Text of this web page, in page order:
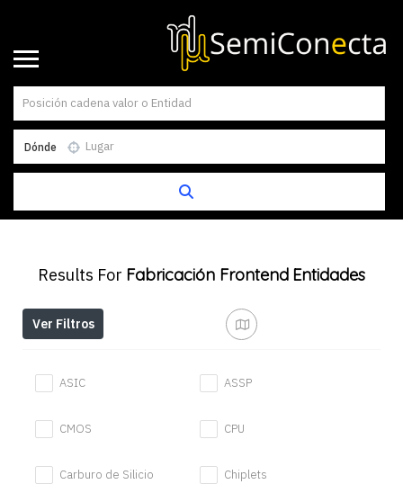
Dónde
Results For Fabricación Frontend Entidades
Ver Filtros
ASIC ASSP
CMOS CPU
Carburo de Silicio Chiplets